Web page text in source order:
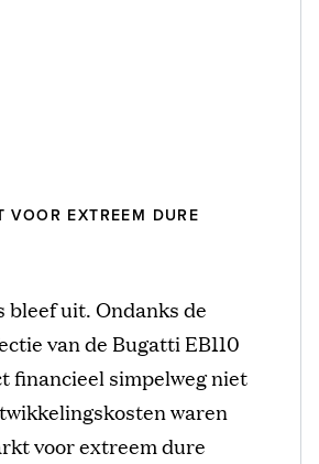
VOOR EXTREEM DURE
bleef uit. Ondanks de
van de Bugatti EB110
financieel simpelweg niet
waren
voor extreem dure